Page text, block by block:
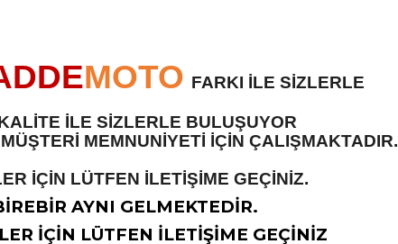
MOTO FARKI İLE SİZLERLE
İLE SİZLERLE BULUŞUYOR
MEMNUNİYETİ İÇİN ÇALIŞMAKTADIR.
İÇİN LÜTFEN İLETİŞİME GEÇİNİZ.
AYNI GELMEKTEDİR.
İÇİN LÜTFEN İLETİŞİME GEÇİNİZ